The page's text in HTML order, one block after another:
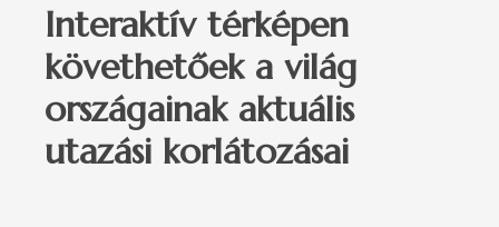
Interaktív térképen
követhetőek a világ
országainak aktuális
utazási korlátozásai